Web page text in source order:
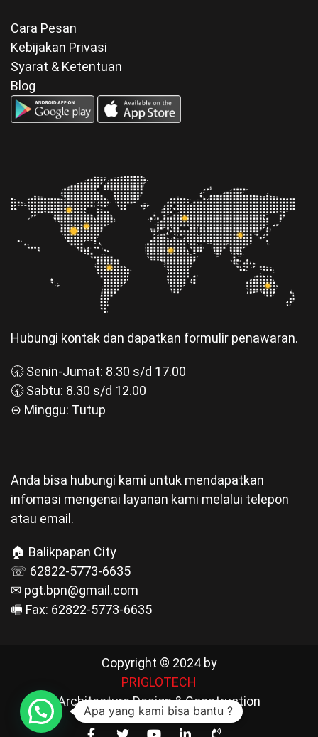
Cara Pesan
Kebijakan Privasi
Syarat & Ketentuan
Blog
Hubungi kontak dan dapatkan formulir penawaran.
🕣 Senin-Jumat: 8.30 s/d 17.00
🕣 Sabtu: 8.30 s/d 12.00
⊝ Minggu: Tutup
Anda bisa hubungi kami untuk mendapatkan
infomasi mengenai layanan kami melalui telepon
atau email.
🏠 Balikpapan City
☏ 62822-5773-6635
✉ pgt.bpn@gmail.com
🖷 Fax: 62822-5773-6635
Copyright © 2024 by
PRIGLOTECH
Architecture Design & Construction
Apa yang kami bisa bantu ?